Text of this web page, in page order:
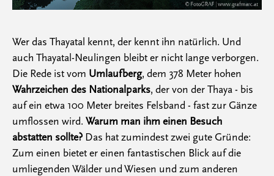
Wer das Thayatal kennt, der kennt ihn natürlich. Und
auch Thayatal-Neulingen bleibt er nicht lange verborgen.
Die Rede ist vom Umlaufberg, dem 378 Meter hohen
Wahrzeichen des Nationalparks, der von der Thaya - bis
auf ein etwa 100 Meter breites Felsband - fast zur Gänze
umflossen wird. Warum man ihm einen Besuch
abstatten sollte? Das hat zumindest zwei gute Gründe:
Zum einen bietet er einen fantastischen Blick auf die
umliegenden Wälder und Wiesen und zum anderen